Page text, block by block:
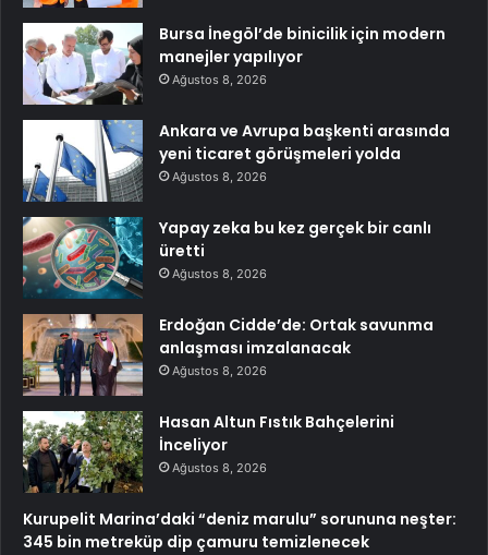
Bursa İnegöl’de binicilik için modern
manejler yapılıyor
Ağustos 8, 2026
Ankara ve Avrupa başkenti arasında
yeni ticaret görüşmeleri yolda
Ağustos 8, 2026
Yapay zeka bu kez gerçek bir canlı
üretti
Ağustos 8, 2026
Erdoğan Cidde’de: Ortak savunma
anlaşması imzalanacak
Ağustos 8, 2026
Hasan Altun Fıstık Bahçelerini
İnceliyor
Ağustos 8, 2026
Kurupelit Marina’daki “deniz marulu” sorununa neşter:
345 bin metreküp dip çamuru temizlenecek